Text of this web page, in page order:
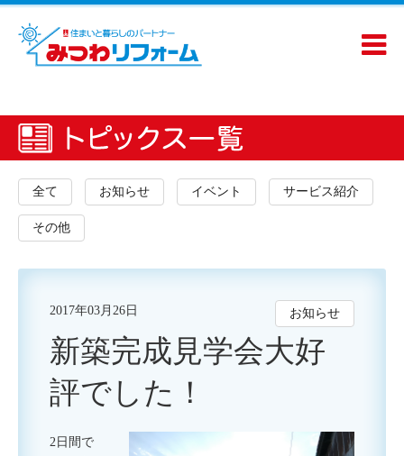
全て お知らせ イベント サービス紹介
その他
お知らせ
2017年03月26日
新築完成見学会大好
評でした！
2日間で